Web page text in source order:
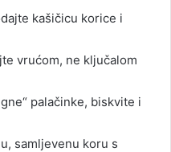
kašičicu korice i
vrućom, ne ključalom
palačinke, biskvite i
samljevenu koru s